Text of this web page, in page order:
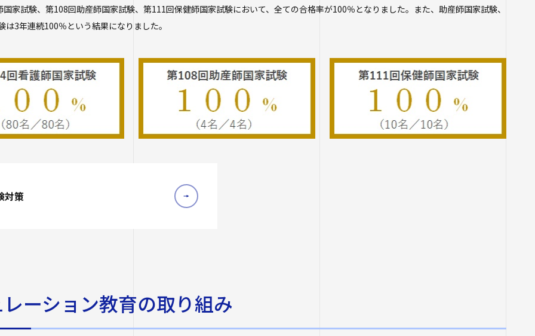
家試験、第108回助産師国家試験、第111回保健師国家試験において、全ての合格率が100％となりました。また、助産師国家試験、
は3年連続100％という結果になりました。
対策
ーション教育の取り組み